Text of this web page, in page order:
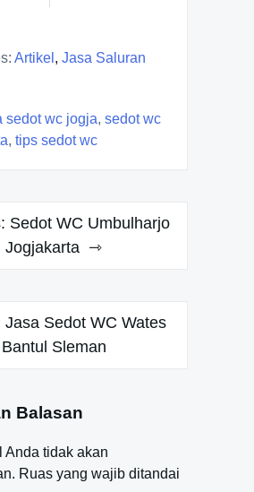
Artikel , Jasa Saluran
sedot wc jogja, sedot wc
, tips sedot wc
Sedot WC Umbulharjo
Jogjakarta
Jasa Sedot WC Wates
Bantul Sleman
Balasan
Anda tidak akan
Ruas yang wajib ditandai